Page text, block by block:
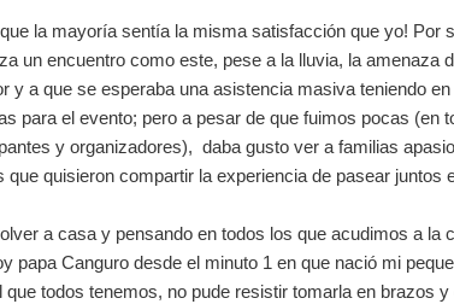
que la mayoría sentía la misma satisfacción que yo! Por
un encuentro como este, pese a la lluvia, la amenaza
y a que se esperaba una asistencia masiva teniendo
para el evento; pero a pesar de que fuimos pocas (en
y organizadores), daba gusto ver a familias
que quisieron compartir la experiencia de pasear juntos
a casa y pensando en todos los que acudimos a la
papa Canguro desde el minuto 1 en que nació mi
que todos tenemos, no pude resistir tomarla en brazos